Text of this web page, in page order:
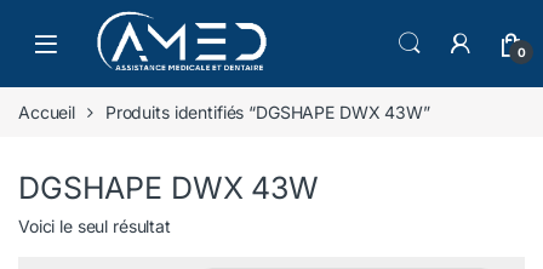
Skip to navigation
Skip to content
0
Accueil Produits identifiés “DGSHAPE DWX 43W”
DGSHAPE DWX 43W
Voici le seul résultat